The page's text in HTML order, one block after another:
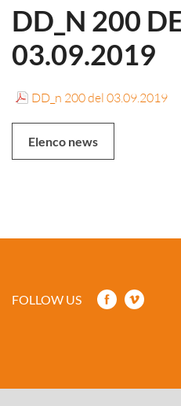
DD_N 200
03.09.2019
DD_n 200 del 03.09.2019
Elenco news
FOLLOW US